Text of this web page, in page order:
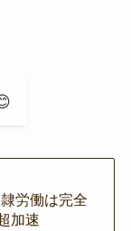
労働は完全
加速